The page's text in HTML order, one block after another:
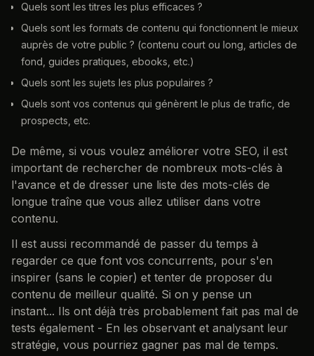
Quels sont les titres les plus efficaces ?
Quels sont les formats de contenu qui fonctionnent le mieux
auprès de votre public ? (contenu court ou long, articles de
fond, guides pratiques, ebooks, etc.)
Quels sont les sujets les plus populaires ?
Quels sont vos contenus qui génèrent le plus de trafic, de
prospects, etc.
De même, si vous voulez améliorer votre SEO, il est
important de rechercher de nombreux mots-clés à
l'avance et de dresser une liste des mots-clés de
longue traîne que vous allez utiliser dans votre
contenu.
Il est aussi recommandé de passer du temps à
regarder ce que font vos concurrents, pour s'en
inspirer (sans le copier) et tenter de proposer du
contenu de meilleur qualité. Si on y pense un
instant... Ils ont déjà très probablement fait pas mal de
tests également - En les observant et analysant leur
stratégie, vous pourriez gagner pas mal de temps.